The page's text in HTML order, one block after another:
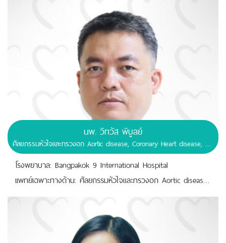
นพ. วิทวัส พิบูลย์
ศัลยกรรมหัวใจและทรวงอก Aortic disease, Coronary Heart disease, Adult cardiac disease
โรงพยาบาล: Bangpakok 9 International Hospital